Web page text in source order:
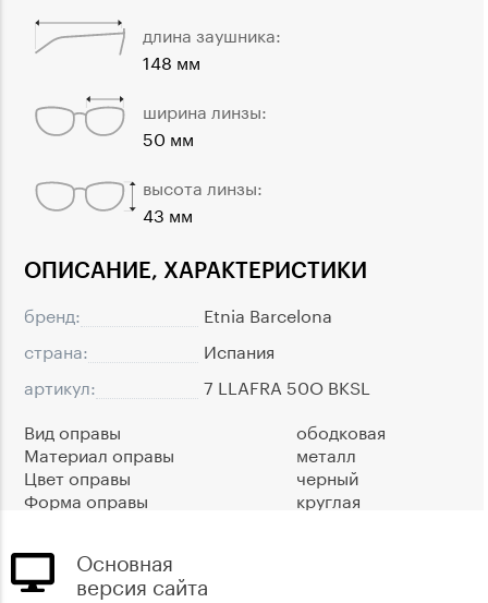
ОПИСАНИЕ, ХАРАКТЕРИСТИКИ
бренд:
Etnia Barcelona
страна:
Испания
артикул:
7 LLAFRA 50O BKSL
Вид оправы
ободковая
Материал оправы
металл
Цвет оправы
черный
Форма оправы
круглая
длина заушника:
148 мм
ширина линзы:
50 мм
высота линзы:
43 мм
Основная
версия сайта